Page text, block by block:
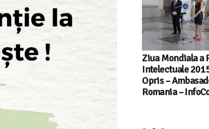
Ziua Mondiala a
Intelectuale
Opris –
Romania –